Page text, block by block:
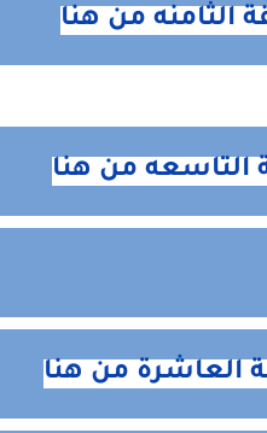
الثامنه من هنا
التاسعه من هنا
العاشرة من هنا